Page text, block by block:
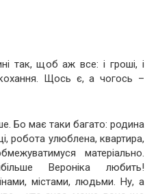
так, щоб аж все: і гроші, і
Щось є, а чогось –
Бо має таки багато: родина
робота улюблена, квартира,
матеріально.
Вероніка любить!
містами, людьми. Ну, а